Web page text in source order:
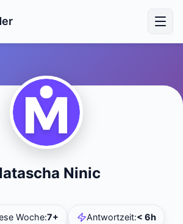
Ninic
Woche:7+ Antwortzeit:< 6h